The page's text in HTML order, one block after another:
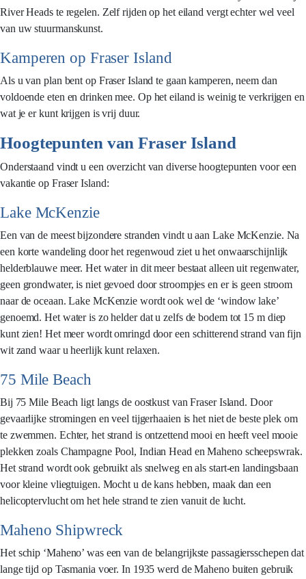
River Heads te regelen. Zelf rijden op het eiland vergt echter wel veel
van uw stuurmanskunst.
Kamperen op Fraser Island
Als u van plan bent op Fraser Island te gaan kamperen, neem dan
voldoende eten en drinken mee. Op het eiland is weinig te verkrijgen en
wat je er kunt krijgen is vrij duur.
Hoogtepunten van Fraser Island
Onderstaand vindt u een overzicht van diverse hoogtepunten voor een
vakantie op Fraser Island:
Lake McKenzie
Een van de meest bijzondere stranden vindt u aan Lake McKenzie. Na
een korte wandeling door het regenwoud ziet u het onwaarschijnlijk
helderblauwe meer. Het water in dit meer bestaat alleen uit regenwater,
geen grondwater, is niet gevoed door stroompjes en er is geen stroom
naar de oceaan. Lake McKenzie wordt ook wel de ‘window lake’
genoemd. Het water is zo helder dat u zelfs de bodem tot 15 m diep
kunt zien! Het meer wordt omringd door een schitterend strand van fijn
wit zand waar u heerlijk kunt relaxen.
75 Mile Beach
Bij 75 Mile Beach ligt langs de oostkust van Fraser Island. Door
gevaarlijke stromingen en veel tijgerhaaien is het niet de beste plek om
te zwemmen. Echter, het strand is ontzettend mooi en heeft veel mooie
plekken zoals Champagne Pool, Indian Head en Maheno scheepswrak.
Het strand wordt ook gebruikt als snelweg en als start-en landingsbaan
voor kleine vliegtuigen. Mocht u de kans hebben, maak dan een
helicoptervlucht om het hele strand te zien vanuit de lucht.
Maheno Shipwreck
Het schip ‘Maheno’ was een van de belangrijkste passagiersschepen dat
lange tijd op Tasmania voer. In 1935 werd de Maheno buiten gebruik